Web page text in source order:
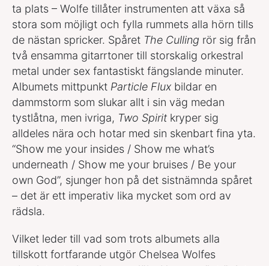
ta plats – Wolfe tillåter instrumenten att växa så
stora som möjligt och fylla rummets alla hörn tills
de nästan spricker. Spåret The Culling rör sig från
två ensamma gitarrtoner till storskalig orkestral
metal under sex fantastiskt fängslande minuter.
Albumets mittpunkt Particle Flux bildar en
dammstorm som slukar allt i sin väg medan
tystlåtna, men ivriga, Two Spirit kryper sig
alldeles nära och hotar med sin skenbart fina yta.
“Show me your insides / Show me what’s
underneath / Show me your bruises / Be your
own God”, sjunger hon på det sistnämnda spåret
– det är ett imperativ lika mycket som ord av
rädsla.
Vilket leder till vad som trots albumets alla
tillskott fortfarande utgör Chelsea Wolfes